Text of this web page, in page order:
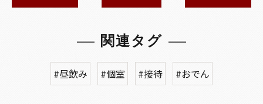
関連タグ
#昼飲み #個室 #接待 #おでん